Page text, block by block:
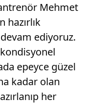
Mehmet
hazırlık
ediyoruz.
epeyce güzel
kadar olan
her